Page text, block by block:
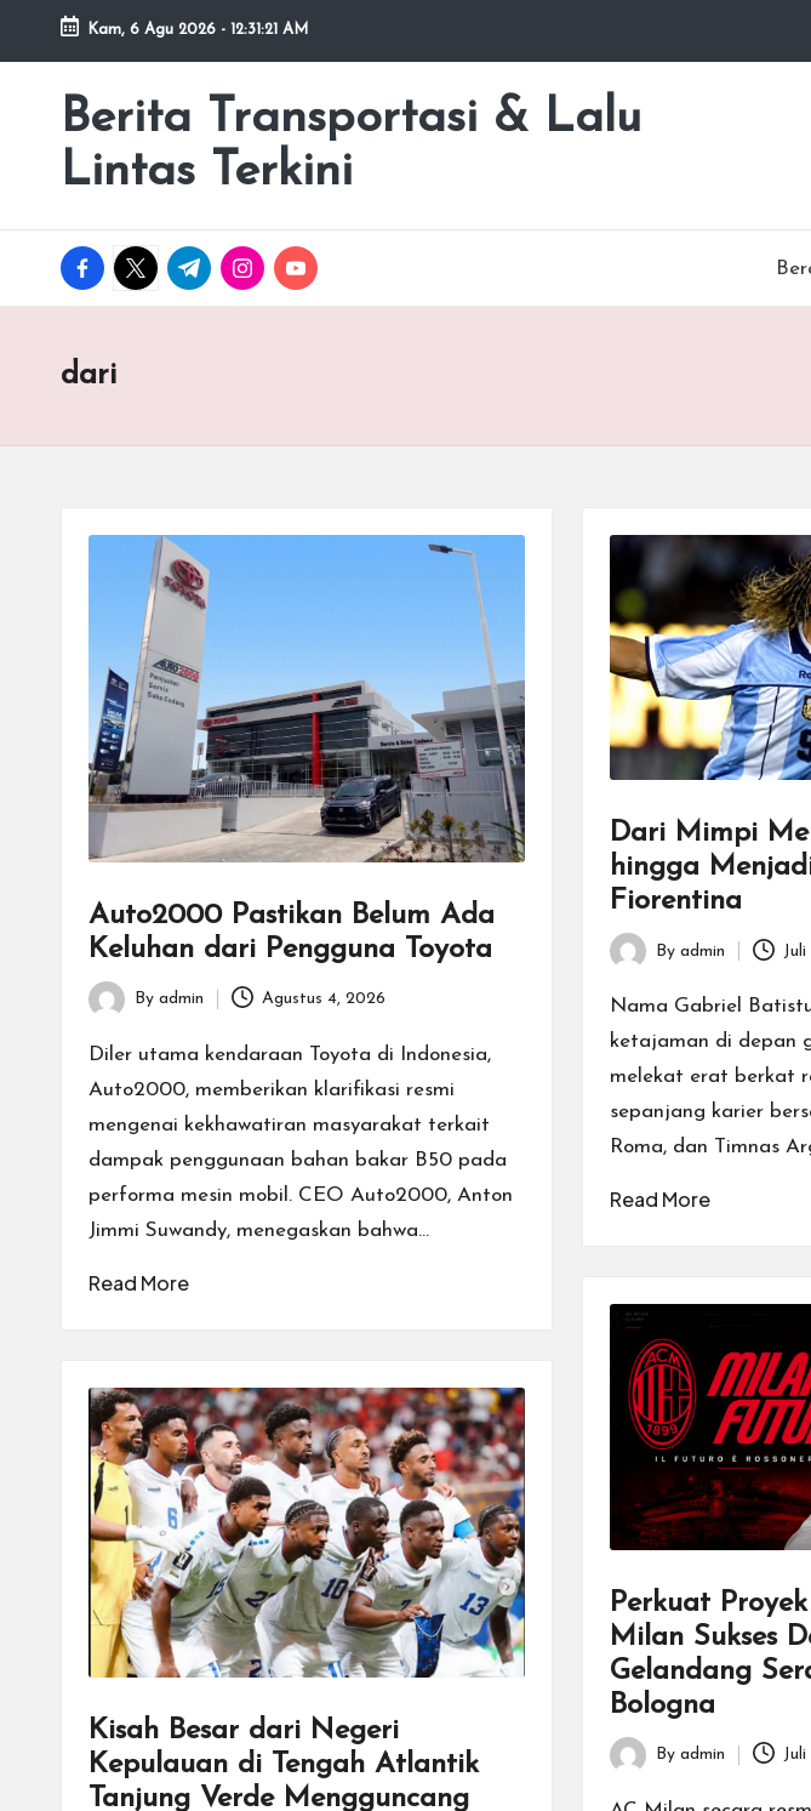
Skip
content
Kam, 6 Agu 2026 - 12:31:22 AM
Berita Transportasi & Lalu
Lintas Terkini
premancity.biz.id
facebook.com
twitter.com
t.me instagram.com
youtube.com
dari
Auto2000 Pastikan Belum Ada
Keluhan dari Pengguna Toyota
Posted
by
By admin Agustus 4, 2026
Diler utama kendaraan Toyota di Indonesia,
Auto2000, memberikan klarifikasi resmi
mengenai kekhawatiran masyarakat terkait
dampak penggunaan bahan bakar B50 pada
performa mesin mobil. CEO Auto2000, Anton
Jimmi Suwandy, menegaskan bahwa…
Read More
Dari Mimpi
hingga
Fiorentina
Posted
by
By admin
Nama Gabriel
ketajaman di depan
melekat erat berkat
sepanjang karier
Roma, dan Timnas
Read More
Perkuat
Milan Sukses
Gelandang
Bologna
Posted
by
By admin Juli
Kisah Besar dari Negeri
Kepulauan di Tengah Atlantik
Tanjung Verde Mengguncang